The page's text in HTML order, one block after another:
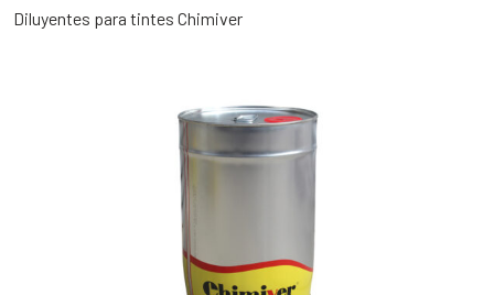
Diluyentes para tintes Chimiver